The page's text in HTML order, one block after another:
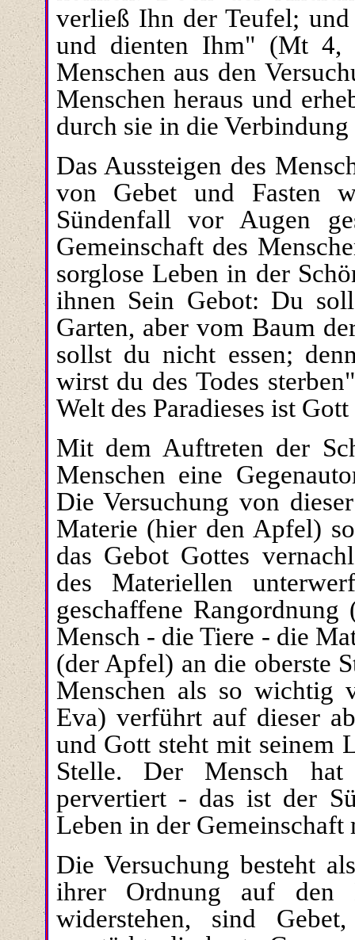
verließ Ihn der Teufel;
und dienten Ihm" (Mt 4,
Menschen aus den
Menschen heraus und
durch sie in die
Das Aussteigen des
von Gebet und Fasten
Sündenfall vor Augen
Gemeinschaft des
sorglose Leben in der
ihnen Sein Gebot: Du
Garten, aber vom Baum
sollst du nicht essen;
wirst du des Todes
Welt des Paradieses ist
Mit dem Auftreten der
Menschen eine
Die Versuchung von
Materie (hier den Apfel)
das Gebot Gottes
des Materiellen
geschaffene
Mensch - die Tiere - die
(der Apfel) an die oberste
Menschen als so wichtig
Eva) verführt auf dieser
und Gott steht mit seinem
Stelle. Der Mensch hat
pervertiert - das ist der
Leben in der
Die Versuchung besteht
ihrer Ordnung auf
widerstehen, sind